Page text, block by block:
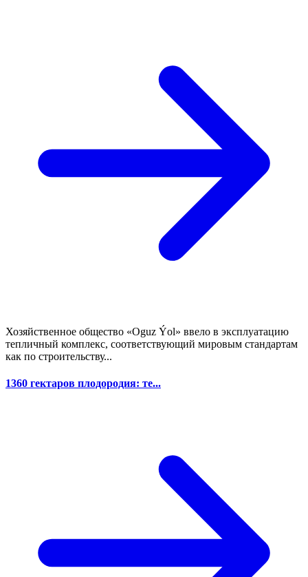
Хозяйственное общество «Oguz Ýol» ввело в эксплуатацию
тепличный комплекс, соответствующий мировым стандартам
как по строительству...
1360 гектаров плодородия: те...